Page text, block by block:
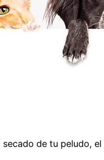
de tu peludo, el